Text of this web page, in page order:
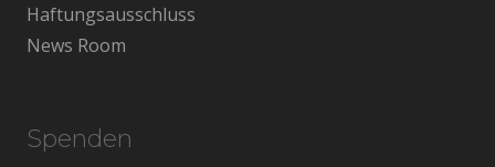
Haftungsausschluss
News Room
Spenden